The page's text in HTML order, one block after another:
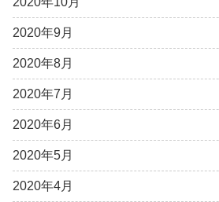
2020年9月
2020年8月
2020年7月
2020年6月
2020年5月
2020年4月